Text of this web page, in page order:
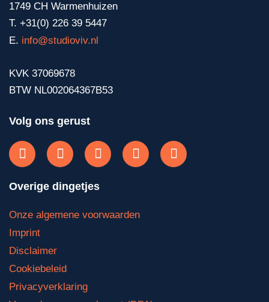
1749 CH Warmenhuizen
T. +31(0) 226 39 5447
E. info@studioviv.nl
KVK 37069678
BTW NL002064367B53
Volg ons gerust
Overige dingetjes
Onze algemene voorwaarden
Imprint
Disclaimer
Cookiebeleid
Privacyverklaring